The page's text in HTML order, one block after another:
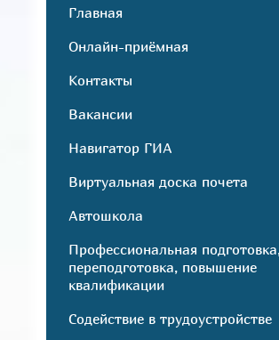
Главная
Онлайн-приёмная
Контакты
Вакансии
Навигатор ГИА
Виртуальная доска почета
Автошкола
Профессиональная
переподготовка, повышение
квалификации
Содействие в трудоустройстве